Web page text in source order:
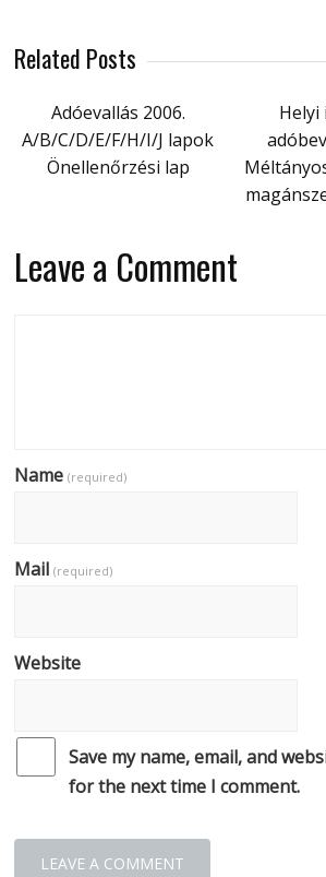
Related Posts
Adóevallás 2006.
A/B/C/D/E/F/H/I/J lapok
Helyi
Önellenőrzési lap
Leave a Comment
Name(required)
Mail(required)
Website
Save my name, email, and
for the next time I comment.